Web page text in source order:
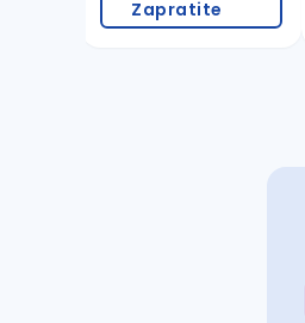
Zapratite